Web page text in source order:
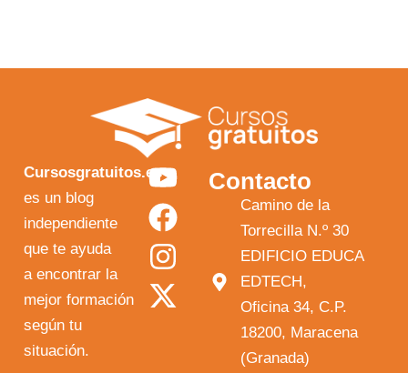
Cursosgratuitos.es
es un blog
independiente
que te ayuda
a encontrar la
mejor formación
según tu
situación.
Y
o
u
t
u
F
a
c
e
b
I
n
s
t
a
X
-
t
w
i
Contacto
Camino de la
Torrecilla N.º 30
EDIFICIO EDUCA
EDTECH,
Oficina 34, C.P.
18200, Maracena
(Granada)